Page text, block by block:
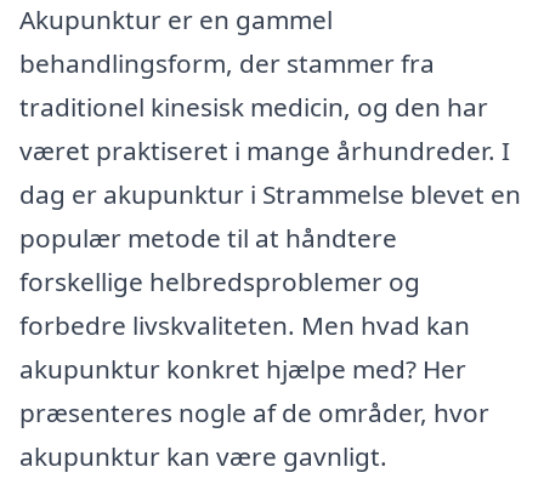
Akupunktur er en gammel
behandlingsform, der stammer fra
traditionel kinesisk medicin, og den har
været praktiseret i mange århundreder. I
dag er akupunktur i Strammelse blevet en
populær metode til at håndtere
forskellige helbredsproblemer og
forbedre livskvaliteten. Men hvad kan
akupunktur konkret hjælpe med? Her
præsenteres nogle af de områder, hvor
akupunktur kan være gavnligt.